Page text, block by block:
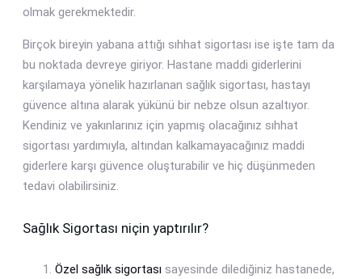
olmak gerekmektedir.
Birçok bireyin yabana attığı sıhhat sigortası ise işte tam da
bu noktada devreye giriyor. Hastane maddi giderlerini
karşılamaya yönelik hazırlanan sağlık sigortası, hastayı
güvence altına alarak yükünü bir nebze olsun azaltıyor.
Kendiniz ve yakınlarınız için yapmış olacağınız sıhhat
sigortası yardımıyla, altından kalkamayacağınız maddi
giderlere karşı güvence oluşturabilir ve hiç düşünmeden
tedavi olabilirsiniz.
Sağlık Sigortası niçin yaptırılır?
Özel sağlık sigortası sayesinde dilediğiniz hastanede,